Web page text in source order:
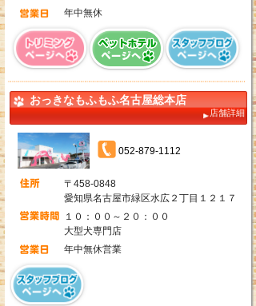
年中無休
おっきなもふもふ名古屋総本店
店舗詳細
052-879-1112
〒458-0848
愛知県名古屋市緑区水広２丁目１２１７
１０：００～２０：００
大型犬専門店
年中無休営業